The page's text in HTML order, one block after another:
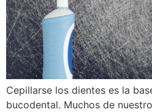
Cepillarse los dientes es la
bucodental. Muchos de